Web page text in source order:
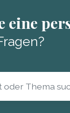
eine